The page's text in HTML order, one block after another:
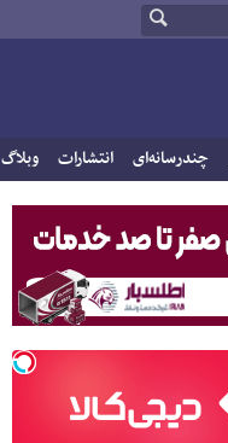
چندرسانه‌ای انتشارات وبلاگ